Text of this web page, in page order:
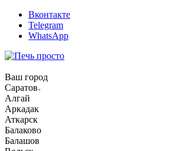
Вконтакте
Telegram
WhatsApp
Ваш город
Саратов
Алгай
Аркадак
Аткарск
Балаково
Балашов